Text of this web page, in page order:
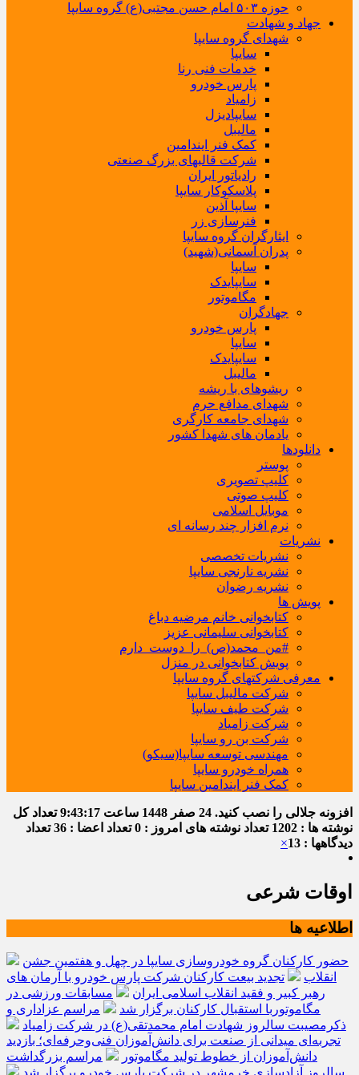
حوزه ۵۰۳ امام حسن مجتبی(ع) گروه سایپا
جهاد و شهادت
شهدای گروه سایپا
سایپا
خدمات فنی رنا
پارس خودرو
زامیاد
سایپادیزل
مالیبل
کمک فنر ایندامین
شرکت قالبهای بزرگ صنعتی
رادیاتور ایران
پلاسکوکار سایپا
سایپا آذین
فنرسازی زر
ایثارگران گروه سایپا
پدران آسمانی(شهید)
سایپا
سایپایدک
مگاموتور
جهادگران
پارس خودرو
سایپا
سایپایدک
مالیبل
ریشوهای با ریشه
شهدای مدافع حرم
شهدای جامعه کارگری
یادمان های شهدا کشور
دانلودها
پوستر
کلیپ تصویری
کلیپ صوتی
موبایل اسلامی
نرم افزار چند رسانه ای
نشریات
نشریات تخصصی
نشریه نارنجی سایپا
نشریه رضوان
پویش ها
کتابخوانی خانم مرضیه دباغ
کتابخوانی سلیمانی عزیز
#من_محمد(ص)_را_دوست_دارم
پویش کتابخوانی در منزل
معرفی شرکتهای گروه سایپا
شرکت مالیبل سایپا
شرکت طیف سایپا
شرکت زامیاد
شرکت بن رو سایپا
مهندسی توسعه سایپا(سیکو)
همراه خودرو سایپا
کمک فنر ایندامین سایپا
افزونه جلالی را نصب کنید. 24 صفر 1448 ساعت 9:43:18تعداد کل
نوشته ها : 1202
تعداد نوشته های امروز : 0 تعداد اعضا : 36
تعداد
دیدگاهها : 13
×
اوقات شرعی
اطلاعیه ها
حضور کارکنان گروه خودروسازی سایپا در چهل و هفتمین جشن
انقلاب
تجدید بیعت کارکنان شرکت پارس خودرو با آرمان های
رهبر کبیر و فقید انقلاب اسلامی ایران
مسابقات ورزشی در
مگاموتوربا استقبال کارکنان برگزار شد
مراسم عزاداری و
ذکرمصیبت سالروز شهادت امام محمدتقی(ع) در شرکت زامیاد
تجربه‌ای میدانی از صنعت برای دانش‌آموزان فنی‌وحرفه‌ای؛ بازدید
دانش‌آموزان از خطوط تولید مگاموتور
مراسم بزرگداشت
سالروز آزادسازی خرمشهر در شرکت پارس خودرو برگزار شد